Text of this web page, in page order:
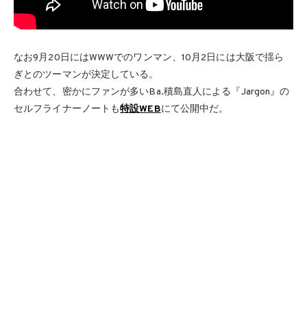
なお9月20日にはWWWでのワンマン、10月2日には大阪で揺ら
ぎとのツーマンが決定している。
合わせて、密かにファンが多いBa.積島直人による『Jargon』の
セルフライナーノートも特設WEBにて公開中だ。